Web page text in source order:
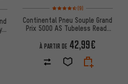
d'après 13 avis Note moyenne : 4,5 sur 5
(9)
Continental Pneu Souple Grand
Prix 5000 AS Tubeless Ready
À PARTIR DE 42,99€